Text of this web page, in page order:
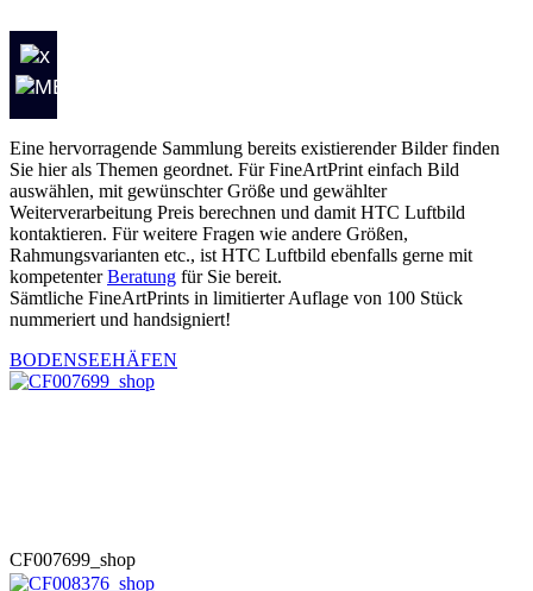
Eine hervorragende Sammlung bereits existierender Bilder finden
Sie hier als Themen geordnet. Für FineArtPrint einfach Bild
auswählen, mit gewünschter Größe und gewählter
Weiterverarbeitung Preis berechnen und damit HTC Luftbild
kontaktieren. Für weitere Fragen wie andere Größen,
Rahmungsvarianten etc., ist HTC Luftbild ebenfalls gerne mit
kompetenterBeratung für Sie bereit.
Sämtliche FineArtPrints in limitierter Auflage von 100 Stück
nummeriert und handsigniert!
BODENSEEHÄFEN
CF007699_shop